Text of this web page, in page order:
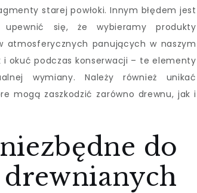
starej powłoki. Innym błędem jest
upewnić się, że wybieramy produkty
atmosferycznych panujących w naszym
i okuć podczas konserwacji – te elementy
wymiany. Należy również unikać
mogą zaszkodzić zarówno drewnu, jak i
do